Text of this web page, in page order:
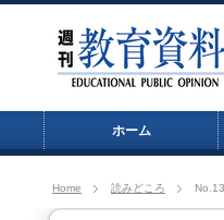
ホーム
Home 読みどころ